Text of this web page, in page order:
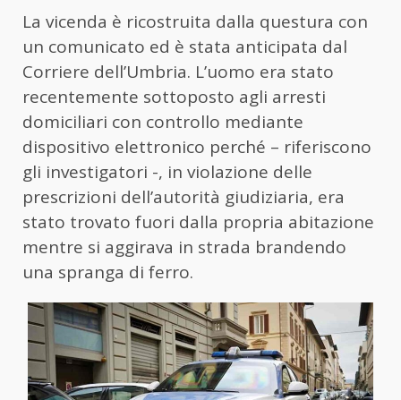
La vicenda è ricostruita dalla questura con
un comunicato ed è stata anticipata dal
Corriere dell’Umbria. L’uomo era stato
recentemente sottoposto agli arresti
domiciliari con controllo mediante
dispositivo elettronico perché – riferiscono
gli investigatori -, in violazione delle
prescrizioni dell’autorità giudiziaria, era
stato trovato fuori dalla propria abitazione
mentre si aggirava in strada brandendo
una spranga di ferro.